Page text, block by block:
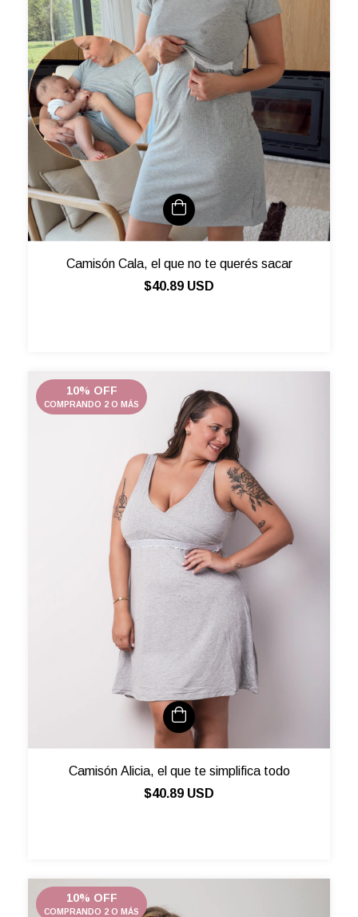
Camisón Cala, el que no te querés sacar
$40.89 USD
10% OFF
COMPRANDO 2 O MÁS
Camisón Alicia, el que te simplifica todo
$40.89 USD
10% OFF
COMPRANDO 2 O MÁS